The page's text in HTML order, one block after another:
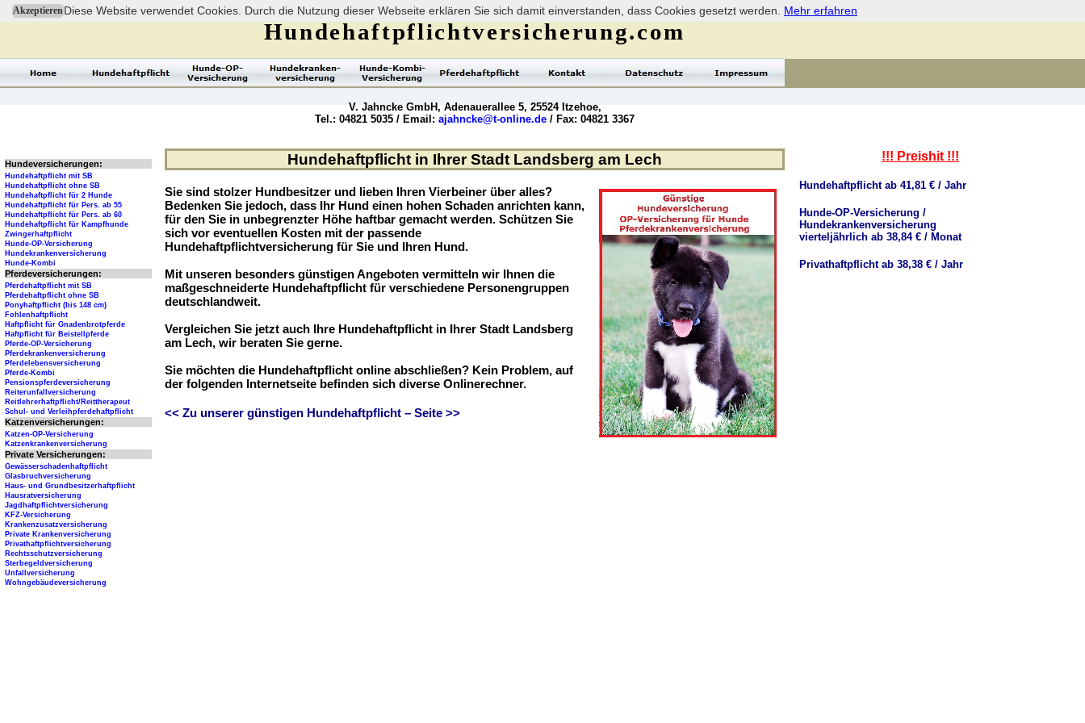
AkzeptierenDiese Website verwendet Cookies. Durch die Nutzung dieser Webseite erklären Sie sich damit einverstanden, dass Cookies gesetzt werden. Mehr erfahren
Hundehaftpflicht in Ihrer Stadt Landsberg am Lech
Sie sind stolzer Hundbesitzer und lieben Ihren Vierbeiner über alles?
Bedenken Sie jedoch, dass Ihr Hund einen hohen Schaden anrichten kann,
für den Sie in unbegrenzter Höhe haftbar gemacht werden. Schützen Sie
sich vor eventuellen Kosten mit der passende
Hundehaftpflichtversicherung für Sie und Ihren Hund.
Mit unseren besonders günstigen Angeboten vermitteln wir Ihnen die
maßgeschneiderte Hundehaftpflicht für verschiedene Personengruppen
deutschlandweit.
Vergleichen Sie jetzt auch Ihre Hundehaftpflicht in Ihrer Stadt Landsberg
am Lech, wir beraten Sie gerne.
Sie möchten die Hundehaftpflicht online abschließen? Kein Problem, auf
der folgenden Internetseite befinden sich diverse Onlinerechner.
<< Zu unserer günstigen Hundehaftpflicht – Seite >>
Hundehaftpflichtversicherung.com
V. Jahncke GmbH, Adenauerallee 5, 25524 Itzehoe,
Tel.: 04821 5035 / Email: ajahncke@t-online.de / Fax: 04821 3367
!!! Preishit !!!
Hundehaftpflicht ab 41,81 € / Jahr
Hunde-OP-Versicherung /
Hundekrankenversicherung
vierteljährlich ab 38,84 € / Monat
Privathaftpflicht ab 38,38 € / Jahr
Hundeversicherungen:
Hundehaftpflicht mit SB
Hundehaftpflicht ohne SB
Hundehaftpflicht für 2 Hunde
Hundehaftpflicht für Pers. ab 55
Hundehaftpflicht für Pers. ab 60
Hundehaftpflicht für Kampfhunde
Zwingerhaftpflicht
Hunde-OP-Versicherung
Hundekrankenversicherung
Hunde-Kombi
Pferdeversicherungen:
Pferdehaftpflicht mit SB
Pferdehaftpflicht ohne SB
Ponyhaftpflicht (bis 148 cm)
Fohlenhaftpflicht
Haftpflicht für Gnadenbrotpferde
Haftpflicht für Beistellpferde
Pferde-OP-Versicherung
Pferdekrankenversicherung
Pferdelebensversicherung
Pferde-Kombi
Pensionspferdeversicherung
Reiterunfallversicherung
Reitlehrerhaftpflicht/Reittherapeut
Schul- und Verleihpferdehaftpflicht
Katzenversicherungen:
Katzen-OP-Versicherung
Katzenkrankenversicherung
Private Versicherungen:
Gewässerschadenhaftpflicht
Glasbruchversicherung
Haus- und Grundbesitzerhaftpflicht
Hausratversicherung
Jagdhaftpflichtversicherung
KFZ-Versicherung
Krankenzusatzversicherung
Private Krankenversicherung
Privathaftpflichtversicherung
Rechtsschutzversicherung
Sterbegeldversicherung
Unfallversicherung
Wohngebäudeversicherung